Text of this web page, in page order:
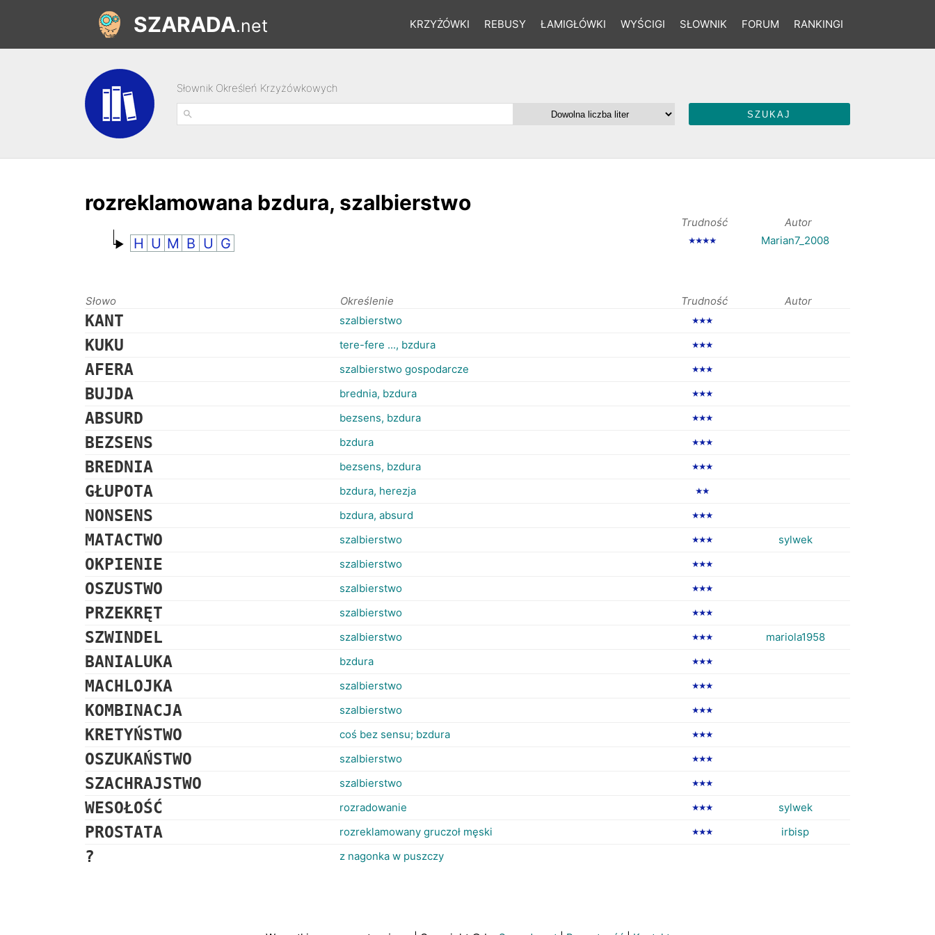
KRZYŻÓWKI REBUSY ŁAMIGŁÓWKI WYŚCIGI SŁOWNIK FORUM RANKINGI
SZARADA.net
Słownik Określeń Krzyżówkowych
rozreklamowana bzdura, szalbierstwo
Trudność Autor
H U M B U G ★★★★ Marian7_2008
Słowo Określenie Trudność Autor
KANT szalbierstwo ★★★
KUKU tere-fere ..., bzdura ★★★
AFERA szalbierstwo gospodarcze ★★★
BUJDA brednia, bzdura ★★★
ABSURD bezsens, bzdura ★★★
BEZSENS bzdura ★★★
BREDNIA bezsens, bzdura ★★★
GŁUPOTA bzdura, herezja ★★
NONSENS bzdura, absurd ★★★
MATACTWO szalbierstwo ★★★ sylwek
OKPIENIE szalbierstwo ★★★
OSZUSTWO szalbierstwo ★★★
PRZEKRĘT szalbierstwo ★★★
SZWINDEL szalbierstwo ★★★ mariola1958
BANIALUKA bzdura ★★★
MACHLOJKA szalbierstwo ★★★
KOMBINACJA szalbierstwo ★★★
KRETYŃSTWO coś bez sensu; bzdura ★★★
OSZUKAŃSTWO szalbierstwo ★★★
SZACHRAJSTWO szalbierstwo ★★★
WESOŁOŚĆ rozradowanie ★★★ sylwek
PROSTATA rozreklamowany gruczoł męski ★★★ irbisp
? z nagonka w puszczy